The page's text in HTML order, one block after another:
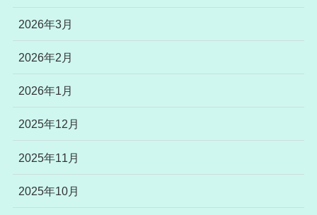
2026年3月
2026年2月
2026年1月
2025年12月
2025年11月
2025年10月